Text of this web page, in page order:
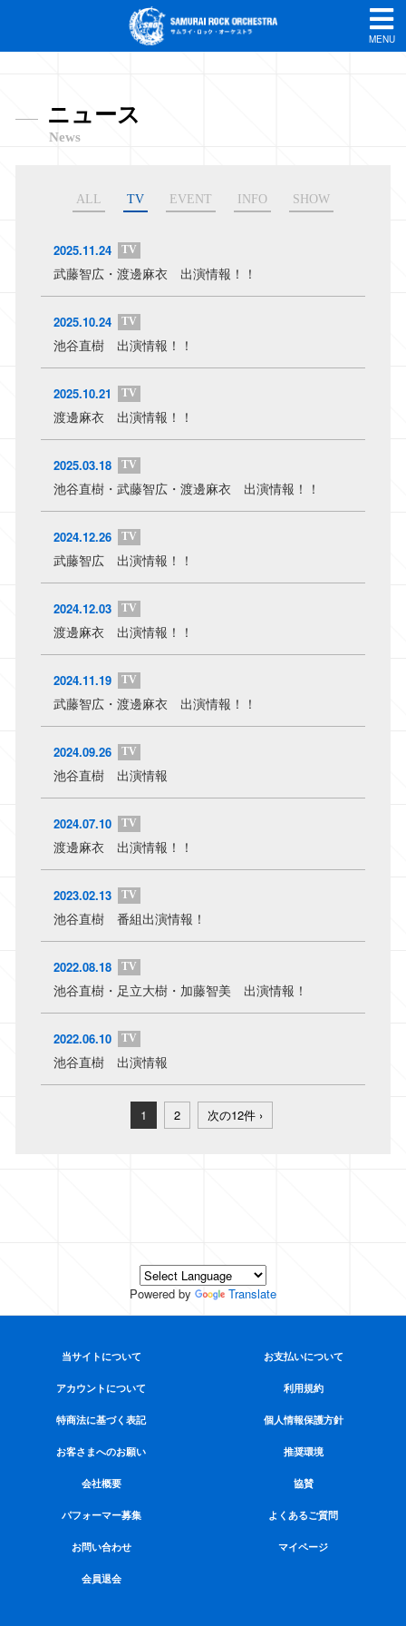
MENU
ニュース
News
ALL TV EVENT INFO SHOW
2025.11.24 TV
武藤智広・渡邊麻衣 出演情報！！
2025.10.24 TV
池谷直樹 出演情報！！
2025.10.21 TV
渡邊麻衣 出演情報！！
2025.03.18 TV
池谷直樹・武藤智広・渡邊麻衣 出演情報！！
2024.12.26 TV
武藤智広 出演情報！！
2024.12.03 TV
渡邊麻衣 出演情報！！
2024.11.19 TV
武藤智広・渡邊麻衣 出演情報！！
2024.09.26 TV
池谷直樹 出演情報
2024.07.10 TV
渡邊麻衣 出演情報！！
2023.02.13 TV
池谷直樹 番組出演情報！
2022.08.18 TV
池谷直樹・足立大樹・加藤智美 出演情報！
2022.06.10 TV
池谷直樹 出演情報
1 2 次の12件 ›
Powered by Translate
当サイトについて お支払いについて
アカウントについて 利用規約
特商法に基づく表記 個人情報保護方針
お客さまへのお願い 推奨環境
会社概要 協賛
パフォーマー募集 よくあるご質問
お問い合わせ マイページ
会員退会